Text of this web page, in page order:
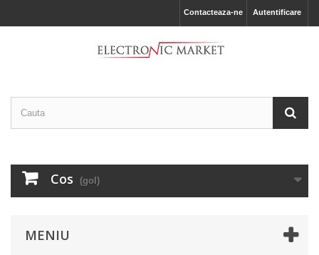
Autentificare
Contacteaza-ne
Cos (gol)
MENIU